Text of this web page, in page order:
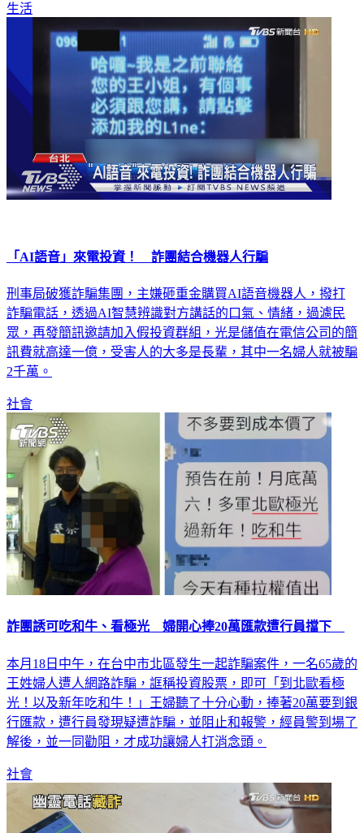
生活
「AI語音」來電投資！ 詐團結合機器人行騙
刑事局破獲詐騙集團，主嫌砸重金購買AI語音機器人，撥打
詐騙電話，透過AI智慧辨識對方講話的口氣、情緒，過濾民
眾，再發簡訊邀請加入假投資群組，光是儲值在電信公司的簡
訊費就高達一億，受害人的大多是長輩，其中一名婦人就被騙
2千萬。
社會
詐團誘可吃和牛、看極光 婦開心捧20萬匯款遭行員擋下
本月18日中午，在台中市北區發生一起詐騙案件，一名65歲的
王姓婦人遭人網路詐騙，誆稱投資股票，即可「到北歐看極
光！以及新年吃和牛！」王婦聽了十分心動，捧著20萬要到銀
行匯款，遭行員發現疑遭詐騙，並阻止和報警，經員警到場了
解後，並一同勸阻，才成功讓婦人打消念頭。
社會